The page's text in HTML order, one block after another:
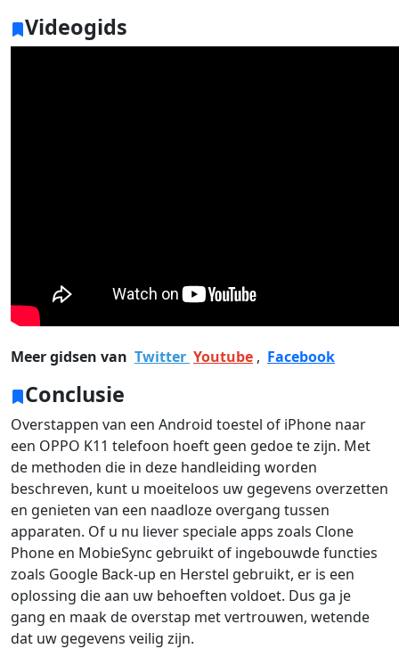
Videogids
Meer gidsen van Twitter Youtube , Facebook
Conclusie
Overstappen van een Android toestel of iPhone naar
een OPPO K11 telefoon hoeft geen gedoe te zijn. Met
de methoden die in deze handleiding worden
beschreven, kunt u moeiteloos uw gegevens overzetten
en genieten van een naadloze overgang tussen
apparaten. Of u nu liever speciale apps zoals Clone
Phone en MobieSync gebruikt of ingebouwde functies
zoals Google Back-up en Herstel gebruikt, er is een
oplossing die aan uw behoeften voldoet. Dus ga je
gang en maak de overstap met vertrouwen, wetende
dat uw gegevens veilig zijn.